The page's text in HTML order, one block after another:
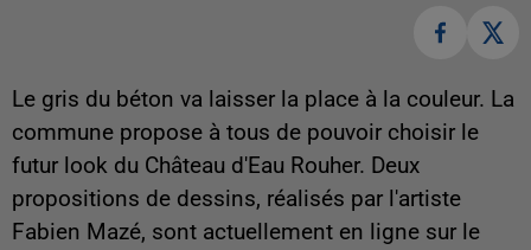
Le gris du béton va laisser la place à la couleur. La
commune propose à tous de pouvoir choisir le
futur look du Château d'Eau Rouher. Deux
propositions de dessins, réalisés par l'artiste
Fabien Mazé, sont actuellement en ligne sur le